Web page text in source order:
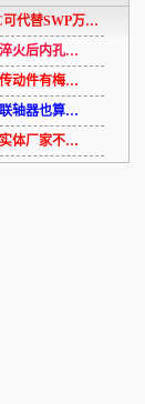
可代替SWP万…
火后内孔…
动件有梅…
轴器也算…
体厂家不…